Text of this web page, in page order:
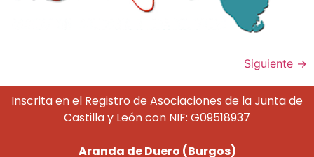
Siguiente →
Inscrita en el Registro de Asociaciones de la Junta de
Castilla y León con NIF: G09518937
Aranda de Duero (Burgos)